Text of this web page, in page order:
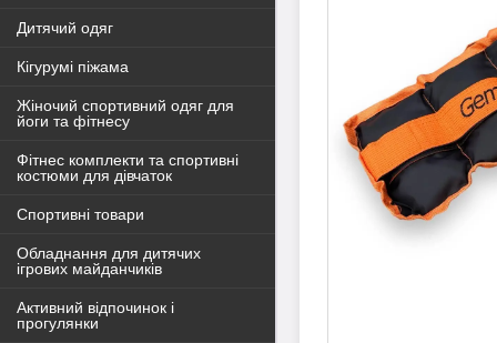
Дитячий одяг
Кігурумі піжама
Жіночий спортивний одяг для
йоги та фітнесу
Фітнес комплекти та спортивні
костюми для дівчаток
Спортивні товари
Обладнання для дитячих
ігрових майданчиків
Активний відпочинок і
прогулянки